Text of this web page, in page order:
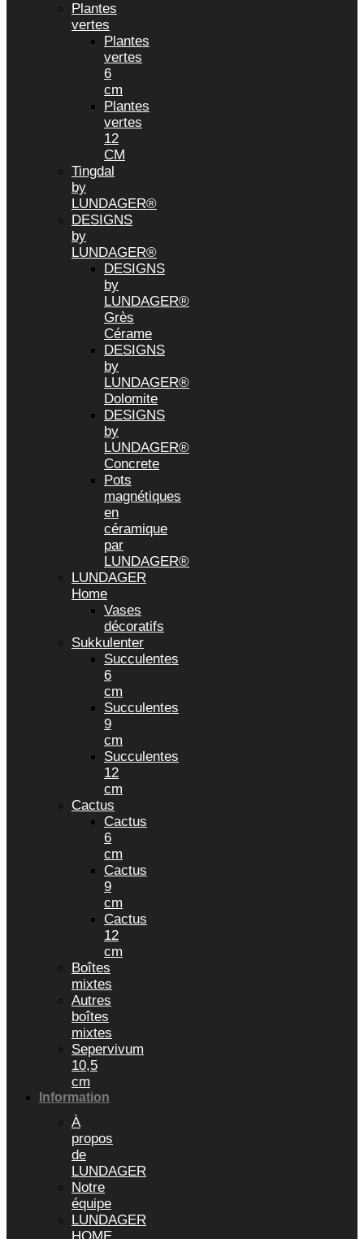
Plantes
vertes
Plantes
vertes
6
cm
Plantes
vertes
12
CM
Tingdal
by
LUNDAGER®
DESIGNS
by
LUNDAGER®
DESIGNS
by
LUNDAGER®
Grès
Cérame
DESIGNS
by
LUNDAGER®
Dolomite
DESIGNS
by
LUNDAGER®
Concrete
Pots
magnétiques
en
céramique
par
LUNDAGER®
LUNDAGER
Home
Vases
décoratifs
Sukkulenter
Succulentes
6
cm
Succulentes
9
cm
Succulentes
12
cm
Cactus
Cactus
6
cm
Cactus
9
cm
Cactus
12
cm
Boîtes
mixtes
Autres
boîtes
mixtes
Sepervivum
10,5
cm
Information
À
propos
de
LUNDAGER
Notre
équipe
LUNDAGER